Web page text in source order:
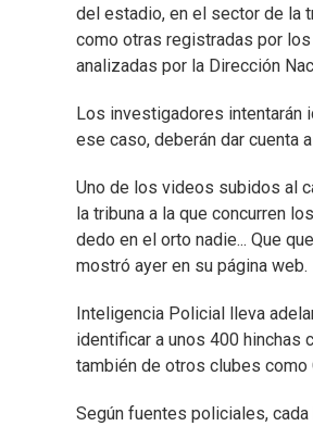
del estadio, en el sector de la
como otras registradas por
analizadas por la Dirección
Los investigadores intentarán
ese caso, deberán dar cuenta
Uno de los videos subidos al
la tribuna a la que concurren
dedo en el orto nadie... Que
mostró ayer en su página web.
Inteligencia Policial lleva
identificar a unos 400 hinchas
también de otros clubes como
Según fuentes policiales,